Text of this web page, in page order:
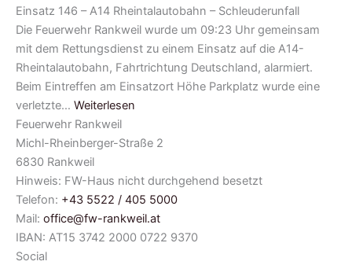
Einsatz 146 – A14 Rheintalautobahn – Schleuderunfall
Die Feuerwehr Rankweil wurde um 09:23 Uhr gemeinsam
mit dem Rettungsdienst zu einem Einsatz auf die A14-
Rheintalautobahn, Fahrtrichtung Deutschland, alarmiert.
Beim Eintreffen am Einsatzort Höhe Parkplatz wurde eine
verletzte… Weiterlesen
Feuerwehr Rankweil
Michl-Rheinberger-Straße 2
6830 Rankweil
Hinweis: FW-Haus nicht durchgehend besetzt
Telefon: +43 5522 / 405 5000
Mail: office@fw-rankweil.at
IBAN: AT15 3742 2000 0722 9370
Social